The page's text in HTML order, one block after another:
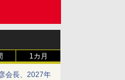
1カ月
会長、2027年